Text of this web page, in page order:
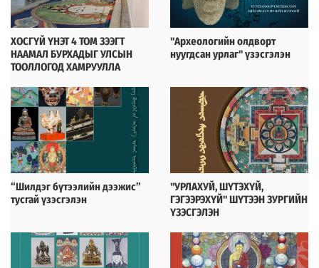
ХОСГҮЙ ҮНЭТ 4 ТОМ ЗЭЭГТ
НААМАЛ БУРХАДЫГ УЛСЫН
ТООЛЛОГОД ХАМРУУЛЛА
"Археологийн олдворт
нуугдсан урлаг" үзэсгэлэн
“Шилдэг бүтээлийн дээжис”
тусгай үзэсгэлэн
"УРЛАХУЙ, ШҮТЭХҮЙ,
ГЭГЭЭРЭХҮЙ" ШҮТЭЭН ЗУРГИЙН
ҮЗЭСГЭЛЭН